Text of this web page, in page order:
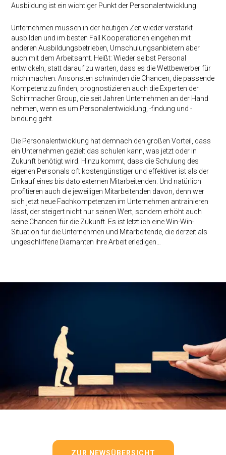
Ausbildung ist ein wichtiger Punkt der Personalentwicklung.
Unternehmen müssen in der heutigen Zeit wieder verstärkt
ausbilden und im besten Fall Kooperationen eingehen mit
anderen Ausbildungsbetrieben, Umschulungsanbietern aber
auch mit dem Arbeitsamt. Heißt: Wieder selbst Personal
entwickeln, statt darauf zu warten, dass es die Wettbewerber für
mich machen. Ansonsten schwinden die Chancen, die passende
Kompetenz zu finden, prognostizieren auch die Experten der
Schirrmacher Group, die seit Jahren Unternehmen an der Hand
nehmen, wenn es um Personalentwicklung, -findung und -
bindung geht.
Die Personalentwicklung hat demnach den großen Vorteil, dass
ein Unternehmen gezielt das schulen kann, was jetzt oder in
Zukunft benötigt wird. Hinzu kommt, dass die Schulung des
eigenen Personals oft kostengünstiger und effektiver ist als der
Einkauf eines bis dato externen Mitarbeitenden. Und natürlich
profitieren auch die jeweiligen Mitarbeitenden davon, denn wer
sich jetzt neue Fachkompetenzen im Unternehmen antrainieren
lässt, der steigert nicht nur seinen Wert, sondern erhöht auch
seine Chancen für die Zukunft. Es ist letztlich eine Win-Win-
Situation für die Unternehmen und Mitarbeitende, die derzeit als
ungeschliffene Diamanten ihre Arbeit erledigen…
ZUR NEWSÜBERSICHT